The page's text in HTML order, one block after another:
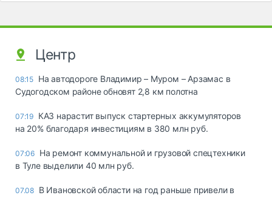
Центр
08:15 На автодороге Владимир – Муром – Арзамас в
Судогодском районе обновят 2,8 км полотна
07:19 КАЗ нарастит выпуск стартерных аккумуляторов
на 20% благодаря инвестициям в 380 млн руб.
07:06 На ремонт коммунальной и грузовой спецтехники
в Туле выделили 40 млн руб.
07.08 В Ивановской области на год раньше привели в